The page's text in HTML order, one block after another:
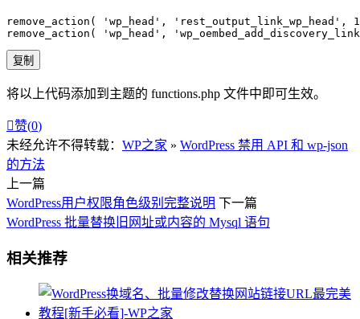
remove_action ( 'wp_head' , 'rest_output_link_wp_head' ,
remove_action ( 'wp_head' ,
复制
将以上代码添加到主题的 functions.php 文件中即可生效。
赞(0)
未经允许不得转载： WP之家 » WordPress 禁用 API 和 wp-json
的方法
上一篇
WordPress用户权限角色级别完整说明 下一篇
WordPress 批量替换旧网址或内容的 Mysql 语句
相关推荐